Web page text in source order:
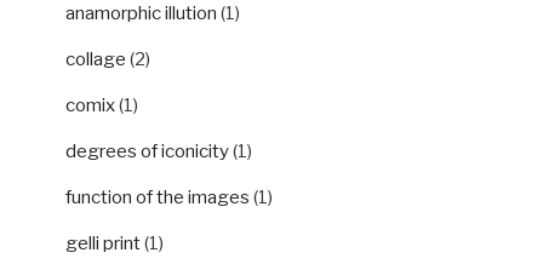
anamorphic illution (1)
collage (2)
comix(1)
degrees of iconicity(1)
function of the images (1)
gelli print(1)